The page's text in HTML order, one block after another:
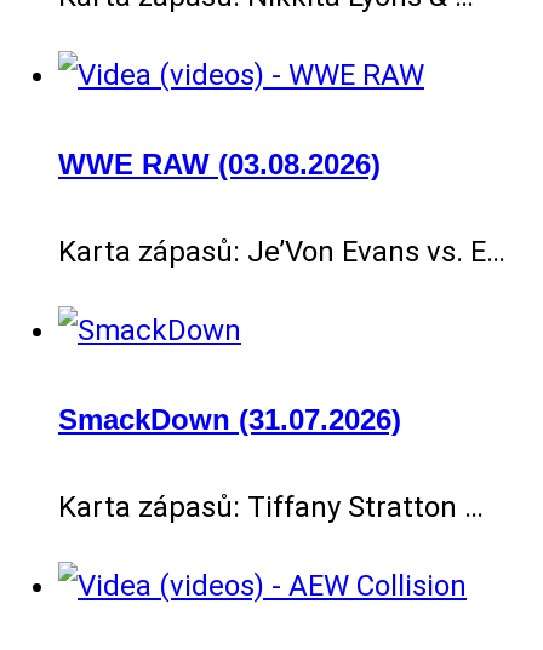
WWE RAW (03.08.2026)
Karta zápasů: Je’Von Evans vs. E…
SmackDown (31.07.2026)
Karta zápasů: Tiffany Stratton …